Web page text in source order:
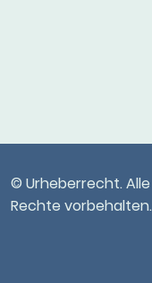
© Urheberrecht. Alle
Rechte vorbehalten.